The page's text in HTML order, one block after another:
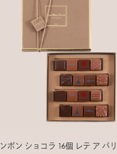
ボン ショコラ 16個 レテ ア パリ